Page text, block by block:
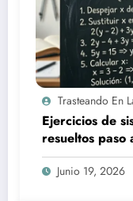
Trasteando En
Ejercicios de
resueltos paso
Junio 19, 2026